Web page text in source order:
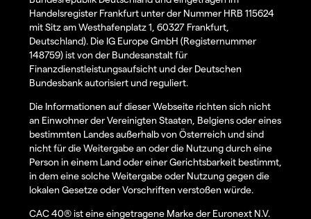
Handelsregister Frankfurt unter der Nummer HRB 115624
mit Sitz am Westhafenplatz 1, 60327 Frankfurt,
Deutschland). Die IG Europe GmbH (Registernummer
148759) ist von der Bundesanstalt für
Finanzdienstleistungsaufsicht und der Deutschen
Bundesbank autorisiert und reguliert.
Die Informationen auf dieser Webseite richten sich nicht
an Einwohner der Vereinigten Staaten, Belgiens oder eines
bestimmten Landes außerhalb von Österreich und sind
nicht für die Weitergabe an oder die Nutzung durch eine
Person in einem Land oder einer Gerichtsbarkeit bestimmt,
in dem eine solche Weitergabe oder Nutzung gegen die
lokalen Gesetze oder Vorschriften verstoßen würde.
CAC 40® ist eine eingetragene Marke der Euronext N.V.